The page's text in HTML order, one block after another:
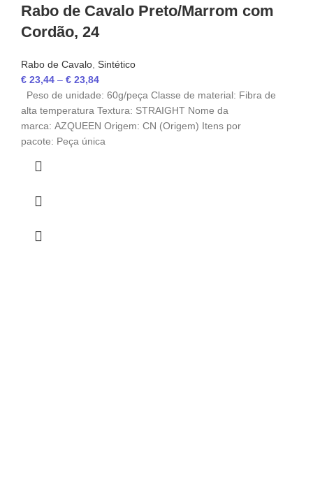
Rabo de Cavalo Preto/Marrom com
Cordão, 24
Rabo de Cavalo, Sintético
€ 23,44 – € 23,84
Peso de unidade: 60g/peça Classe de material: Fibra de
alta temperatura Textura: STRAIGHT Nome da
marca: AZQUEEN Origem: CN (Origem) Itens por
pacote: Peça única